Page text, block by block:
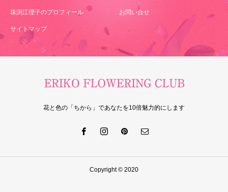
珠渕江理子のプロフィール お問い合せ
サイトマップ
花と色の「ちから」であなたを10倍魅力的にします
Copyright © 2020